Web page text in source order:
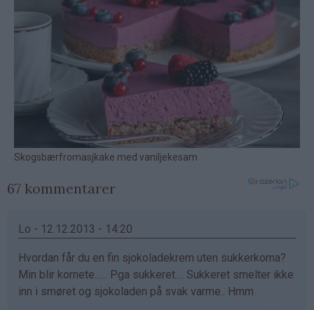
67 kommentarer
Lo - 12.12.2013 - 14:20
Hvordan får du en fin sjokoladekrem uten sukkerkorna?
Min blir kornete...... Pga sukkeret.... Sukkeret smelter ikke
inn i smøret og sjokoladen på svak varme.. Hmm